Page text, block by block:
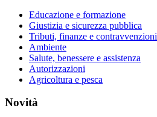
Educazione e formazione
Giustizia e sicurezza pubblica
Tributi, finanze e contravvenzioni
Ambiente
Salute, benessere e assistenza
Autorizzazioni
Agricoltura e pesca
Novità